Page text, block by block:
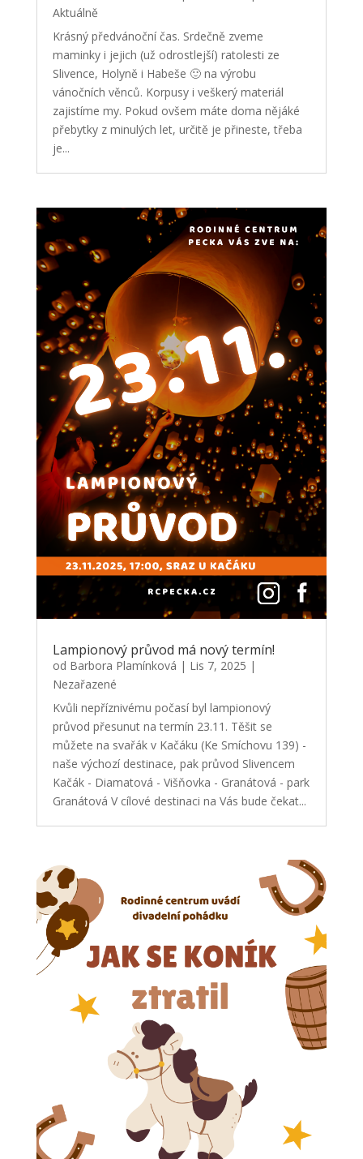
Aktuálně
Krásný předvánoční čas. Srdečně zveme
maminky i jejich (už odrostlejší) ratolesti ze
Slivence, Holyně i Habeše 🙂 na výrobu
vánočních věnců. Korpusy i veškerý materiál
zajistíme my. Pokud ovšem máte doma nějáké
přebytky z minulých let, určitě je přineste, třeba
je...
Lampionový průvod má nový termín!
od Barbora Plamínková | Lis 7, 2025 |
Nezařazené
Kvůli nepříznivému počasí byl lampionový
průvod přesunut na termín 23.11. Těšit se
můžete na svařák v Kačáku (Ke Smíchovu 139) -
naše výchozí destinace, pak průvod Slivencem
Kačák - Diamatová - Višňovka - Granátová - park
Granátová V cílové destinaci na Vás bude čekat...